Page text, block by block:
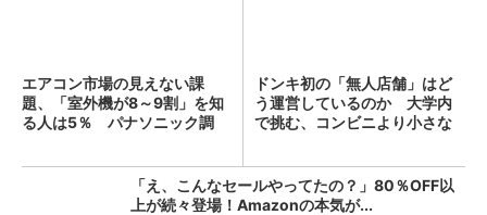
エアコン市場の見えない課
題、「室外機が8～9割」を知
る人は5％ パナソニック調
ドンキ初の「無人店舗」はど
う運営しているのか 大学内
で挑む、コンビニより小さな
「え、こんなセールやってたの？」80％OFF以
上が続々登場！Amazonの本気が...